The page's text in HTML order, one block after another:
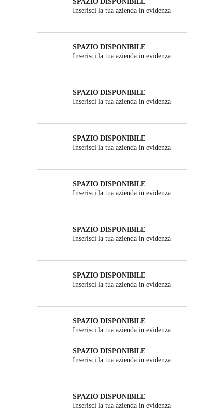
Inserisci la tua azienda in evidenza
SPAZIO DISPONIBILE
Inserisci la tua azienda in evidenza
SPAZIO DISPONIBILE
Inserisci la tua azienda in evidenza
SPAZIO DISPONIBILE
Inserisci la tua azienda in evidenza
SPAZIO DISPONIBILE
Inserisci la tua azienda in evidenza
SPAZIO DISPONIBILE
Inserisci la tua azienda in evidenza
SPAZIO DISPONIBILE
Inserisci la tua azienda in evidenza
SPAZIO DISPONIBILE
Inserisci la tua azienda in evidenza
SPAZIO DISPONIBILE
Inserisci la tua azienda in evidenza
SPAZIO DISPONIBILE
Inserisci la tua azienda in evidenza